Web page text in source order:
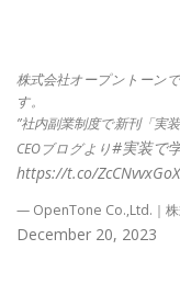
株式会社オープントーン
す。
”社内副業制度で新刊「実
CEOブログより#実装で
https://t.co/ZcCNvvxGoX
— OpenTone Co.,Ltd.｜株
December 20, 2023